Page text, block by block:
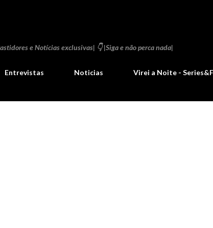
e Notícias exclusivas| 👇 |Siga e não perca nada|
Entrevistas Noticias Virei a Noite -